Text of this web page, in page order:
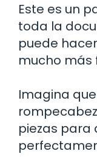
Este es un
toda la
puede
mucho más
Imagina
piezas para